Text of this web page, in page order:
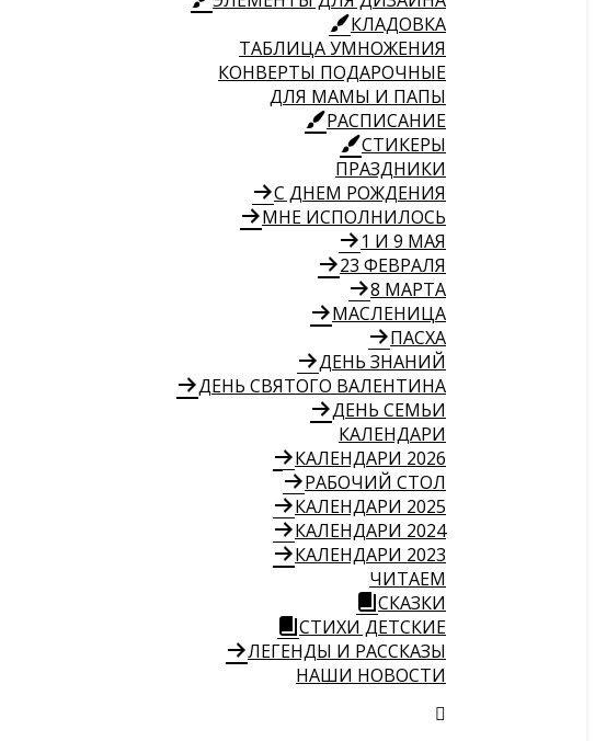
КЛАДОВКА
ТАБЛИЦА УМНОЖЕНИЯ
КОНВЕРТЫ ПОДАРОЧНЫЕ
ДЛЯ МАМЫ И ПАПЫ
РАСПИСАНИЕ
СТИКЕРЫ
ПРАЗДНИКИ
С ДНЕМ РОЖДЕНИЯ
МНЕ ИСПОЛНИЛОСЬ
1 И 9 МАЯ
23 ФЕВРАЛЯ
8 МАРТА
МАСЛЕНИЦА
ПАСХА
ДЕНЬ ЗНАНИЙ
ДЕНЬ СВЯТОГО ВАЛЕНТИНА
ДЕНЬ СЕМЬИ
КАЛЕНДАРИ
КАЛЕНДАРИ 2026
РАБОЧИЙ СТОЛ
КАЛЕНДАРИ 2025
КАЛЕНДАРИ 2024
КАЛЕНДАРИ 2023
ЧИТАЕМ
СКАЗКИ
СТИХИ ДЕТСКИЕ
ЛЕГЕНДЫ И РАССКАЗЫ
НАШИ НОВОСТИ